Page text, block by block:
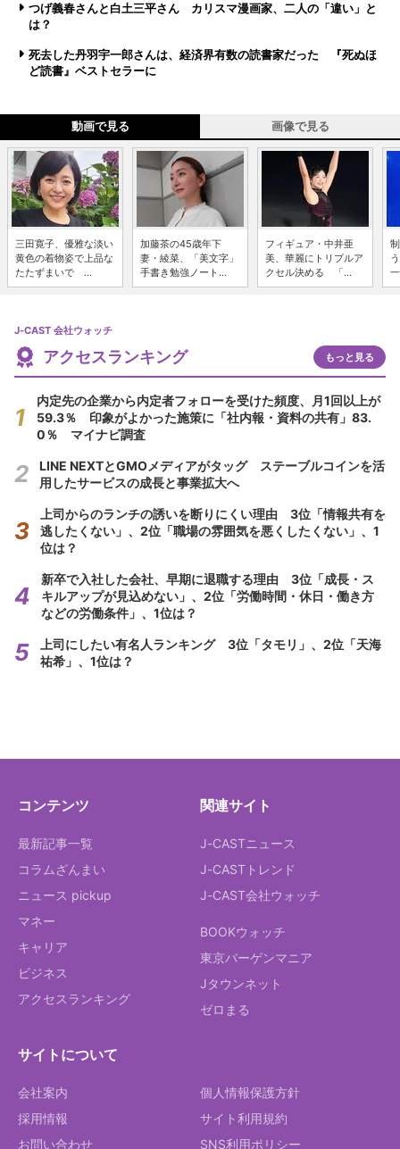
つげ義春さんと白土三平さん カリスマ漫画家、二人の「違い」と
は？
死去した丹羽宇一郎さんは、経済界有数の読書家だった 『死ぬほ
ど読書』ベストセラーに
動画で見る 画像で見る
三田寛子、優雅な淡い
黄色の着物姿で上品な
たたずまいで ...
加藤茶の45歳年下
妻・綾菜、「美文字」
手書き勉強ノート...
フィギュア・中井亜
美、華麗にトリプルア
クセル決める 「...
J-CAST 会社ウォッチ
アクセスランキング もっと見る
内定先の企業から内定者フォローを受けた頻度、月1回以上が
59.3％ 印象がよかった施策に「社内報・資料の共有」83.
0％ マイナビ調査
LINE NEXTとGMOメディアがタッグ ステーブルコインを活
用したサービスの成長と事業拡大へ
上司からのランチの誘いを断りにくい理由 3位「情報共有を
逃したくない」、2位「職場の雰囲気を悪くしたくない」、1
位は？
新卒で入社した会社、早期に退職する理由 3位「成長・ス
キルアップが見込めない」、2位「労働時間・休日・働き方
などの労働条件」、1位は？
上司にしたい有名人ランキング 3位「タモリ」、2位「天海
祐希」、1位は？
コンテンツ
最新記事一覧
コラムざんまい
ニュース pickup
マネー
キャリア
ビジネス
アクセスランキング
関連サイト
J-CASTニュース
J-CASTトレンド
J-CAST会社ウォッチ
BOOKウォッチ
東京バーゲンマニア
Jタウンネット
ゼロまる
サイトについて
会社案内
採用情報
お問い合わせ
個人情報保護方針
サイト利用規約
SNS利用ポリシー